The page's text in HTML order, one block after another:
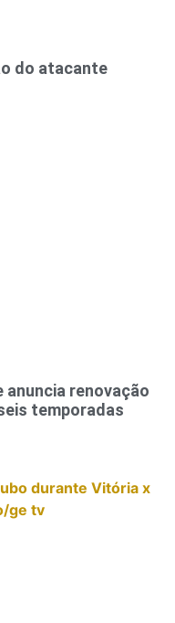
do atacante
anuncia renovação
temporadas